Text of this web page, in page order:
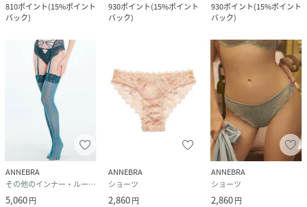
810ポイント(15%ポイント
バック)
930ポイント(15%ポイント
バック)
930ポイント(15%ポイント
バック)
ANNEBRA
その他のインナー・ルームウェア
5,060円
ANNEBRA
ショーツ
2,860円
ANNEBRA
ショーツ
2,860円